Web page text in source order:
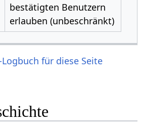
bestätigten Benutzern
erlauben (unbeschränkt)
für diese Seite